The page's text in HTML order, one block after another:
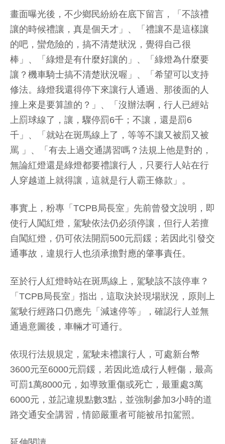
畫面曝光後，不少鄉民紛紛在底下留言，「不該禮
讓的時候禮讓，真是個天才」、「禮讓不是這樣讓
的吧，蠻危險的，搞不清楚狀況，覺得自己很
棒」、「綠燈是有什麼好讓的」、「綠燈為什麼要
讓？機車騎士搞不清楚狀況喔」、「希望可以支持
修法。綠燈我還得停下來讓行人通過、那後面的人
撞上來是要算誰的？」、「沒辦法啊，行人已經站
上罰球線了，讓，驟停罰6千；不讓，還是罰6
千」、「就站在斑馬線上了，等等不讓又被罰又被
罵 」、「有去上過交通講習嗎？法規上他是對的，
無論紅燈還是綠燈都要禮讓行人，只要行人站在行
人穿越道上就得讓，這就是行人霸王條款」。
事實上，粉專「TCPB局長室」先前曾發文說明，即
使行人闖紅燈，駕駛依法仍必須停讓，但行人若擅
自闖紅燈，仍可依法開罰500元罰鍰；若因此引發交
通事故，違規行人也須承擔對應的肇事責任。
至於行人紅燈時站在斑馬線上，駕駛該不該停車？
「TCPB局長室」指出，這取決於現場狀況，原則上
駕駛行經路口仍應先「減速停等」，確認行人並無
通過意圖後，車輛才可通行。
依現行法規規定，駕駛未禮讓行人，可處新台幣
3600元至6000元罰鍰，若因此造成行人輕傷，最高
可罰1萬8000元，如導致重傷或死亡，最重處3萬
6000元，並記違規點數3點，並強制參加3小時的道
路交通安全講習，情節嚴重者可能被吊扣駕照。